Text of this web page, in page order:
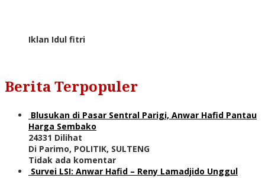
Iklan Idul fitri
Berita Terpopuler
Blusukan di Pasar Sentral Parigi, Anwar Hafid Pantau
Harga Sembako
24331 Dilihat
Di Parimo, POLITIK, SULTENG
Tidak ada komentar
Survei LSI: Anwar Hafid – Reny Lamadjido Unggul